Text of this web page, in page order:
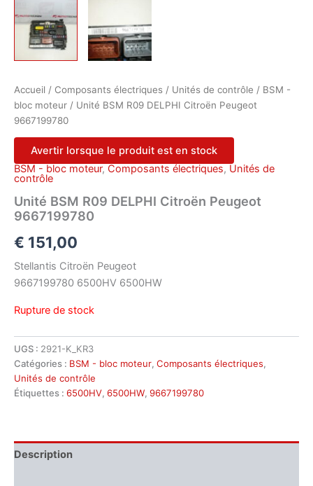
Accueil / Composants électriques / Unités de contrôle / BSM -
bloc moteur / Unité BSM R09 DELPHI Citroën Peugeot
9667199780
Avertir lorsque le produit est en stock
BSM - bloc moteur, Composants électriques, Unités de
contrôle
Unité BSM R09 DELPHI Citroën Peugeot
9667199780
€ 151,00
Stellantis Citroën Peugeot
9667199780 6500HV 6500HW
Rupture de stock
UGS : 2921-K_KR3
Catégories : BSM - bloc moteur, Composants électriques,
Unités de contrôle
Étiquettes : 6500HV, 6500HW, 9667199780
Description